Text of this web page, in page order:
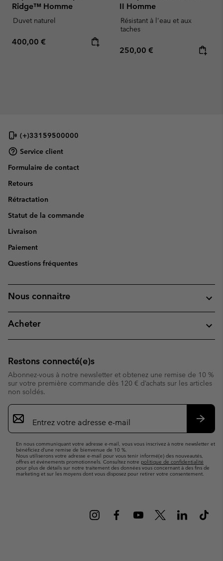
Ridge™ Homme
Duvet naturel
Regular price:
400,00 €
II Homme
Résistant à l'eau et aux
taches
Regular price:
250,00 €
(+)33159500000
Service client
Formulaire de contact
Retours
Rétractation
Statut de la commande
Livraison
Paiement
Questions fréquentes
Nous connaitre
Acheter
Restons connecté(e)s
Abonnez-vous à notre newsletter et obtenez une remise de 10 %
sur votre première commande dès 120 € d’achats sur les articles
non soldés.
Inscription
par
e-
En nous communiquant votre adresse e-mail, vous vous inscrivez à notre newsletter et
bénéficiez d’une remise de bienvenue de 10 %.
Nous utiliserons votre adresse e-mail pour vous tenir informé(e) des nouveautés,
offres et événements promotionnels. Consultez notre politique de confidentialité
pour plus de détails sur notre traitement des données vous concernant à des fins de
marketing et sur les moyens dont vous disposez pour retirer votre consentement.